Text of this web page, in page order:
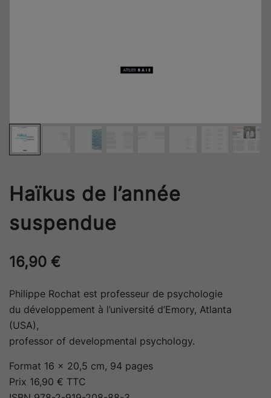
Haïkus de l’année
suspendue
16,90 €
Philippe Rochat est professeur de psychologie
du développement à l’université d’Emory, Atlanta
(USA),
professor of developmental psychology.
Format 16 x 20,5 cm, 94 pages
Prix 16,90 € TTC